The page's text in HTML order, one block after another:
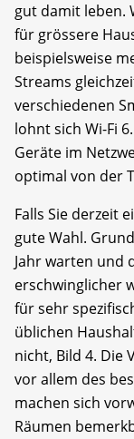
gut damit leben.
für grössere
beispielsweise
Streams
verschiedenen
lohnt sich Wi-Fi
Geräte im
optimal von der
Falls Sie derzeit
gute Wahl.
Jahr warten und
erschwinglicher
für sehr
üblichen
nicht, Bild 4. Die
vor allem des
machen sich
Räumen